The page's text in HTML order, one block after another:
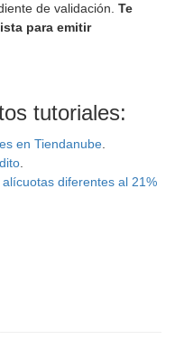
de validación. Te
para emitir
tutoriales:
en Tiendanube.
.
diferentes al 21%